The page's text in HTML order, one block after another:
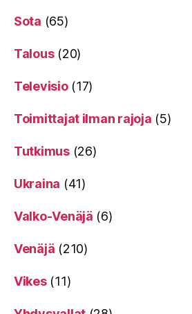
Sota (65)
Talous(20)
Televisio(17)
Toimittajat ilman rajoja (5)
Tutkimus(26)
Ukraina (41)
Valko-Venäjä (6)
Venäjä (210)
Vikes(11)